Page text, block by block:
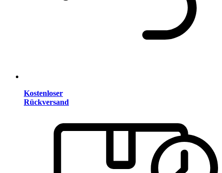
Kostenloser
Rückversand